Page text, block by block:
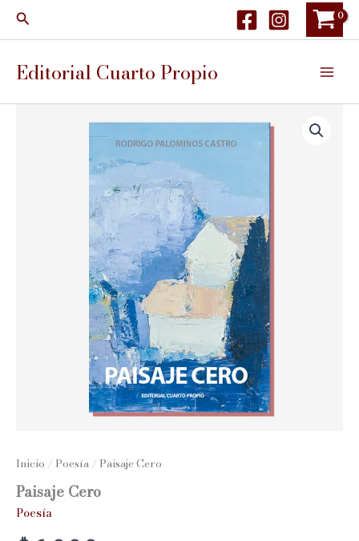
Buscar
Editorial Cuarto Propio
Inicio / Poesía / Paisaje Cero
Paisaje Cero
Poesía